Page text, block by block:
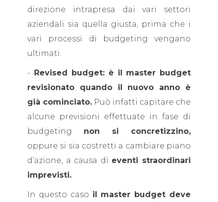
direzione intrapresa dai vari settori
aziendali sia quella giusta, prima che i
vari processi di budgeting vengano
ultimati.
- Revised budget: è il master budget
revisionato quando il nuovo anno è
già cominciato. Può infatti capitare che
alcune previsioni effettuate in fase di
budgeting non si concretizzino,
oppure si sia costretti a cambiare piano
d’azione, a causa di eventi straordinari
imprevisti.
In questo caso il master budget deve